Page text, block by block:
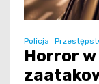
Policja
Horror w